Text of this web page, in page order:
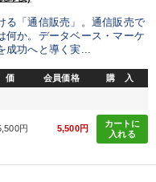
る「通信販売」。通信販売で
何か。データベース・マーケ
成功へと導く実...
価 会員価格 購 入
円 5,500円
カートに
入れる